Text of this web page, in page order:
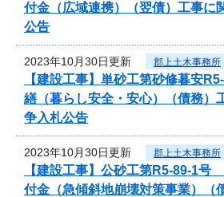
付金（広域連携）（翌債）工事に
公告
2023年10月30日更新 郡上土木事務所
【建設工事】単砂工第砂修暮安
繕（暮らし安全・安心）（債務）
争入札公告
2023年10月30日更新 郡上土木事務所
【建設工事】公砂工第R5-89-1号
付金（急傾斜地崩壊対策事業）（